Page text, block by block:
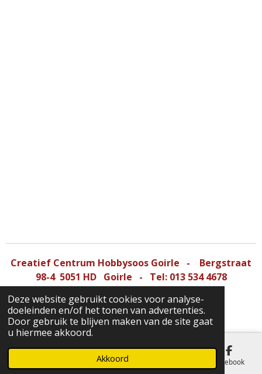
Deze website gebruikt cookies voor analyse-
doeleinden en/of het tonen van advertenties.
Door gebruik te blijven maken van de site gaat
u hiermee akkoord.
Akkoord
Creatief Centrum Hobbysoos Goirle - Bergstraat
98-4 5051 HD Goirle - Tel: 013 534 4678
© 2022 - 2026 CCHG
Telefoonnummer Facebook